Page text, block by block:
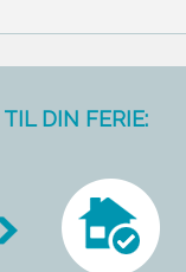
DIN FERIE: